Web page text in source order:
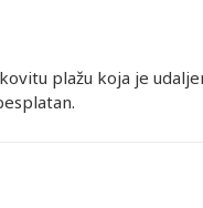
plažu koja je